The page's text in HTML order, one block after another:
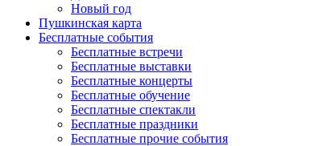
Новый год
Пушкинская карта
Бесплатные события
Бесплатные встречи
Бесплатные выставки
Бесплатные концерты
Бесплатные обучение
Бесплатные спектакли
Бесплатные праздники
Бесплатные прочие события